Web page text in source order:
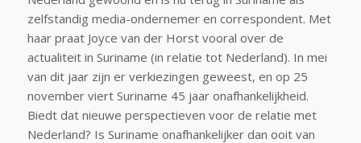
zelfstandig media-ondernemer en correspondent. Met
haar praat Joyce van der Horst vooral over de
actualiteit in Suriname (in relatie tot Nederland). In mei
van dit jaar zijn er verkiezingen geweest, en op 25
november viert Suriname 45 jaar onafhankelijkheid.
Biedt dat nieuwe perspectieven voor de relatie met
Nederland? Is Suriname onafhankelijker dan ooit van